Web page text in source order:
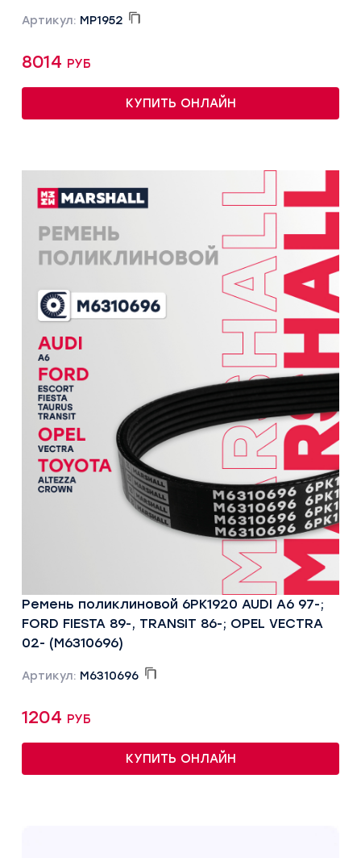
Артикул: MP1952
8014 руб
КУПИТЬ ОНЛАЙН
Ремень поликлиновой 6PK1920 AUDI A6 97-;
FORD FIESTA 89-, TRANSIT 86-; OPEL VECTRA
02- (M6310696)
Артикул: M6310696
1204 руб
КУПИТЬ ОНЛАЙН